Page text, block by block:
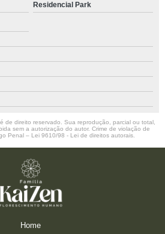
Residencial Park
de direito reservado. Sua reprodução, parcial ou total,
sem a autorização do autor. Crime de violação de
Penal – Lei 9610/98 - Lei de direitos autorais
Home